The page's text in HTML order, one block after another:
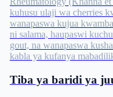
kuhusu ulaji wa cherries
wanapaswa kujua
ni salama, haupaswi
gout, na wanapaswa
kabla ya kufanya
Tiba ya baridi ya